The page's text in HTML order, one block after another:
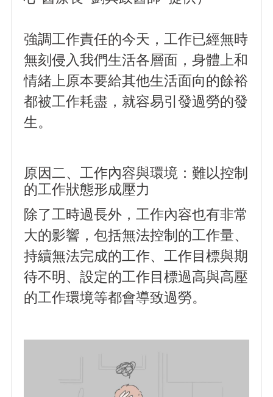
強調工作責任的今天，工作已經無時
無刻侵入我們生活各層面，身體上和
情緒上原本要給其他生活面向的餘裕
都被工作耗盡，就容易引發過勞的發
生。
原因二、工作內容與環境：難以控制
的工作狀態形成壓力
除了工時過長外，工作內容也有非常
大的影響，包括無法控制的工作量、
持續無法完成的工作、工作目標與期
待不明、設定的工作目標過高與高壓
的工作環境等都會導致過勞。